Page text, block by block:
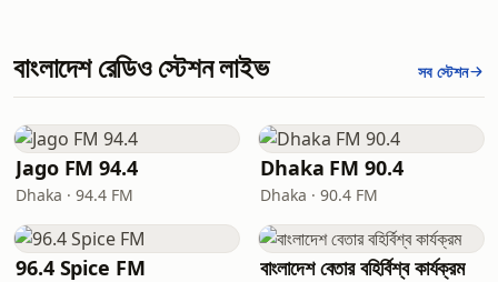
বাংলাদেশ রেডিও স্টেশন লাইভ সব স্টেশন
Jago FM 94.4
Dhaka · 94.4 FM
Dhaka FM 90.4
Dhaka · 90.4 FM
96.4 Spice FM বাংলাদেশ বেতার বহির্বিশ্ব কার্যক্রম